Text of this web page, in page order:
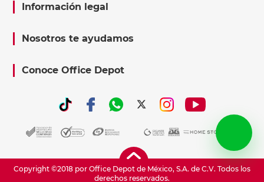
Información legal
Nosotros te ayudamos
Conoce Office Depot
Copyright ©2018 por Office Depot de México, S.A. de C.V. Todos los
derechos reservados.